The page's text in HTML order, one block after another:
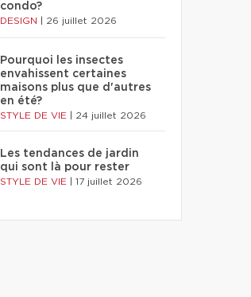
condo?
DESIGN 26 juillet 2026
Pourquoi les insectes
envahissent certaines
maisons plus que d'autres
en été?
STYLE DE VIE 24 juillet 2026
Les tendances de jardin
qui sont là pour rester
STYLE DE VIE 17 juillet 2026